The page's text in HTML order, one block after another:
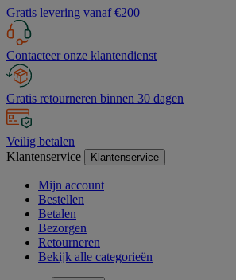
Gratis levering vanaf €200
Contacteer onze klantendienst
Gratis retourneren binnen 30 dagen
Veilig betalen
Klantenservice
Klantenservice
Mijn account
Bestellen
Betalen
Bezorgen
Retourneren
Bekijk alle categorieën